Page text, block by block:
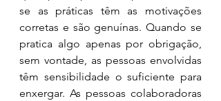
se as práticas têm as motivações
corretas e são genuínas. Quando se
pratica algo apenas por obrigação,
sem vontade, as pessoas envolvidas
têm sensibilidade o suficiente para
enxergar. As pessoas colaboradoras